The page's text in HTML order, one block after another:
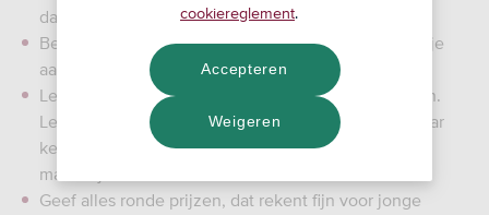
daar misschien over verdeeld zijn.
Bedenk samen de prijs per ding, en leg uit waarom je
aan een bepaald bedrag denkt.
Leg uit dat mensen op markten vaak onderhandelen.
Leg uit wat dat is, en hoe je dat doet. Oefen een paar
keer en speel zowel een standvastige als een
makkelijke onderhandelaar.
Geef alles ronde prijzen, dat rekent fijn voor jonge
cookiereglement.
Weigeren
Accepteren